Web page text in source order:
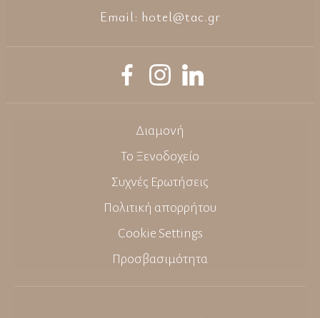
Email: hotel@tac.gr
Διαμονή
Το Ξενοδοχείο
Συχνές Ερωτήσεις
Πολιτική απορρήτου
Cookie Settings
Προσβασιμότητα